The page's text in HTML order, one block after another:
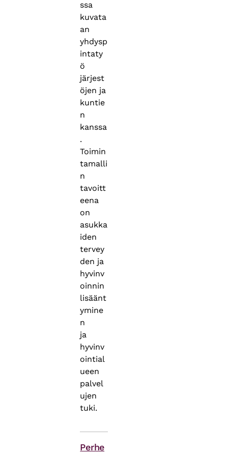
ssa
kuvata
an
yhdysp
intaty
ö
järjest
öjen ja
kuntie
n
kanssa
.
Toimin
tamalli
n
tavoitt
eena
on
asukka
iden
tervey
den ja
hyvinv
oinnin
lisäänt
ymine
n
ja
hyvinv
ointial
ueen
palvel
ujen
tuki.
Perhe